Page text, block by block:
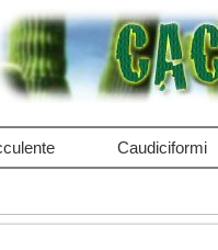
Caudiciformi